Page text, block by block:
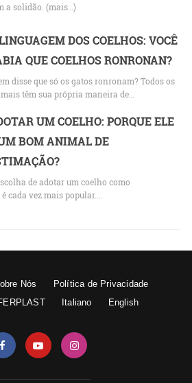
a solidão. (mais…)
DOS COELHOS: VOCÊ
QUE COELHOS RONRONAN?
disse que só os gatos ronronam? Todos os
têm sua própria maneira de…
UM COELHO: PORQUE ELE
BOM ANIMAL DE
de adotar um coelho como
cada vez mais popular.…
Nós
Política de Privacidade
Italiano English